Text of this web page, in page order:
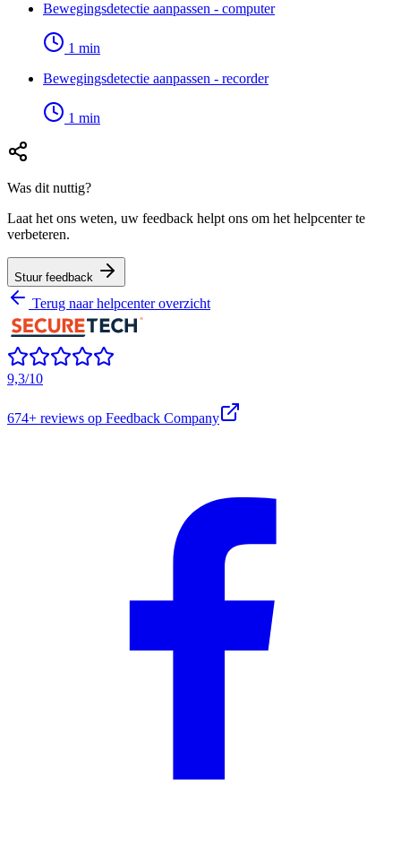
Bewegingsdetectie aanpassen - computer
1 min
Bewegingsdetectie aanpassen - recorder
1 min
Was dit nuttig?
Laat het ons weten, uw feedback helpt ons om het helpcenter te
verbeteren.
Stuur feedback
Terug naar helpcenter overzicht
9,3/10
674+ reviews op Feedback Company